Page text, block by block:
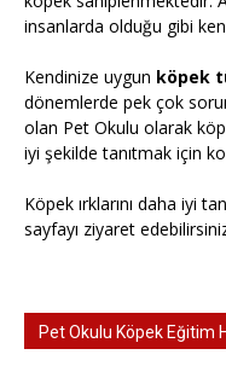
insanlarda olduğu gibi
Kendinize uygun köpek
dönemlerde pek çok
olan Pet Okulu olarak
iyi şekilde tanıtmak için
Köpek ırklarını daha iyi
sayfayı ziyaret
Pet Okulu Köpek Eğitim